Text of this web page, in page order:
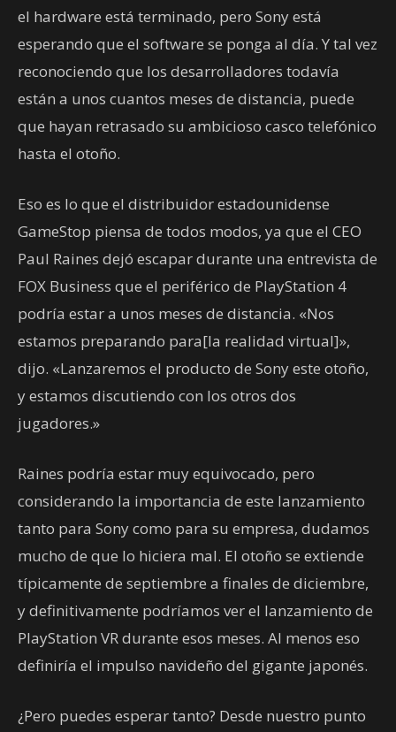
el hardware está terminado, pero Sony está
esperando que el software se ponga al día. Y tal vez
reconociendo que los desarrolladores todavía
están a unos cuantos meses de distancia, puede
que hayan retrasado su ambicioso casco telefónico
hasta el otoño.
Eso es lo que el distribuidor estadounidense
GameStop piensa de todos modos, ya que el CEO
Paul Raines dejó escapar durante una entrevista de
FOX Business que el periférico de PlayStation 4
podría estar a unos meses de distancia. «Nos
estamos preparando para[la realidad virtual]»,
dijo. «Lanzaremos el producto de Sony este otoño,
y estamos discutiendo con los otros dos
jugadores.»
Raines podría estar muy equivocado, pero
considerando la importancia de este lanzamiento
tanto para Sony como para su empresa, dudamos
mucho de que lo hiciera mal. El otoño se extiende
típicamente de septiembre a finales de diciembre,
y definitivamente podríamos ver el lanzamiento de
PlayStation VR durante esos meses. Al menos eso
definiría el impulso navideño del gigante japonés.
¿Pero puedes esperar tanto? Desde nuestro punto